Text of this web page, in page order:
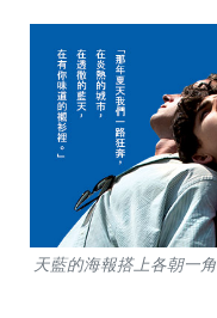
天藍的海報搭上各朝一